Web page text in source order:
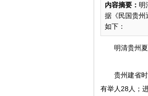
内容摘要： 明
据《民国贵州
如下： 明
明清贵州夏
贵州建省时
有举人28人；